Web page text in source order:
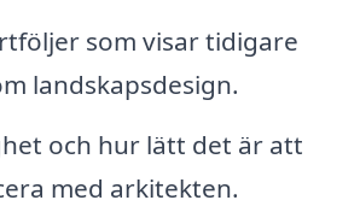
som visar tidigare
landskapsdesign.
och hur lätt det är att
med arkitekten.